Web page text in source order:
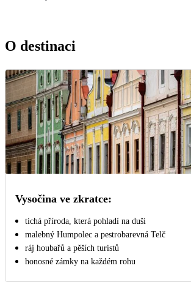
O destinaci
Vysočina ve zkratce:
tichá příroda, která pohladí na duši
malebný Humpolec a pestrobarevná Telč
ráj houbařů a pěších turistů
honosné zámky na každém rohu